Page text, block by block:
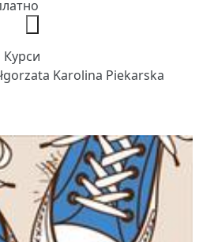
Курси
Karolina Piekarska